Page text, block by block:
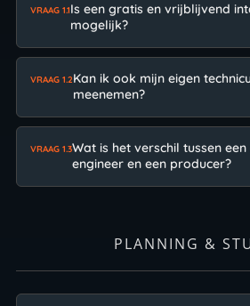
VRAAG 1.1Is een gratis en vrijblijvend
mogelijk?
VRAAG 1.2Kan ik ook mijn eigen
meenemen?
VRAAG 1.3Wat is het verschil tussen
engineer en een producer?
PLANNING &